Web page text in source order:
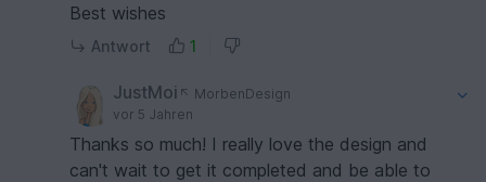
Best wishes
Antwort 1
JustMoi
MorbenDesign
vor 5 Jahren
Thanks so much! I really love the design and
can't wait to get it completed and be able to